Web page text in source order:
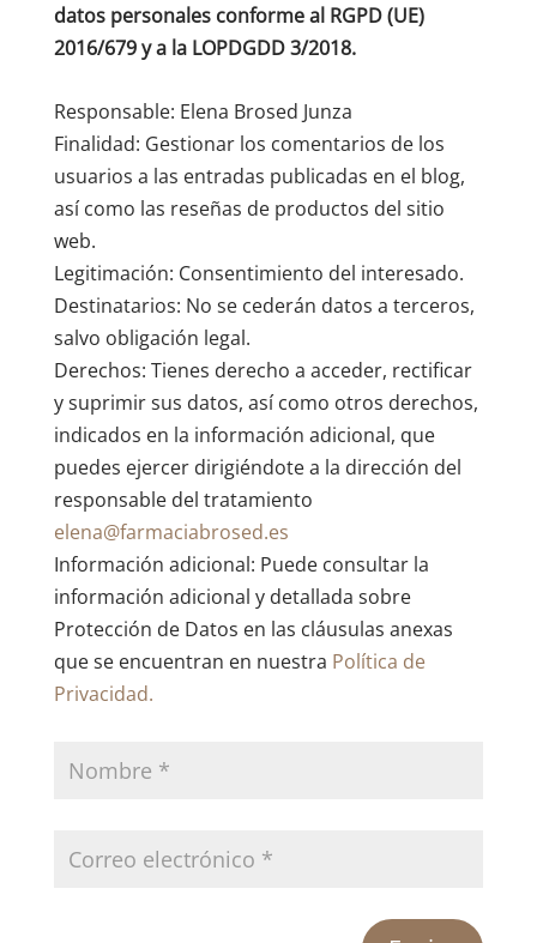
datos personales conforme al RGPD (UE)
2016/679 y a la LOPDGDD 3/2018.
Responsable: Elena Brosed Junza
Finalidad: Gestionar los comentarios de los
usuarios a las entradas publicadas en el blog,
así como las reseñas de productos del sitio
web.
Legitimación: Consentimiento del interesado.
Destinatarios: No se cederán datos a terceros,
salvo obligación legal.
Derechos: Tienes derecho a acceder, rectificar
y suprimir sus datos, así como otros derechos,
indicados en la información adicional, que
puedes ejercer dirigiéndote a la dirección del
responsable del tratamiento
elena@farmaciabrosed.es
Información adicional: Puede consultar la
información adicional y detallada sobre
Protección de Datos en las cláusulas anexas
que se encuentran en nuestra Política de
Privacidad.